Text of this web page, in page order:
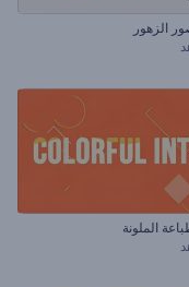
الزهور
الملونة